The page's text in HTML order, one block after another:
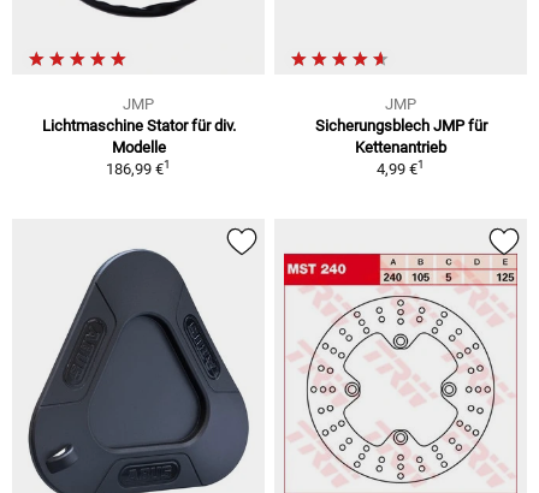
JMP
Lichtmaschine Stator für div.
Modelle
186,99 €1
JMP
Sicherungsblech JMP für
Kettenantrieb
4,99 €1